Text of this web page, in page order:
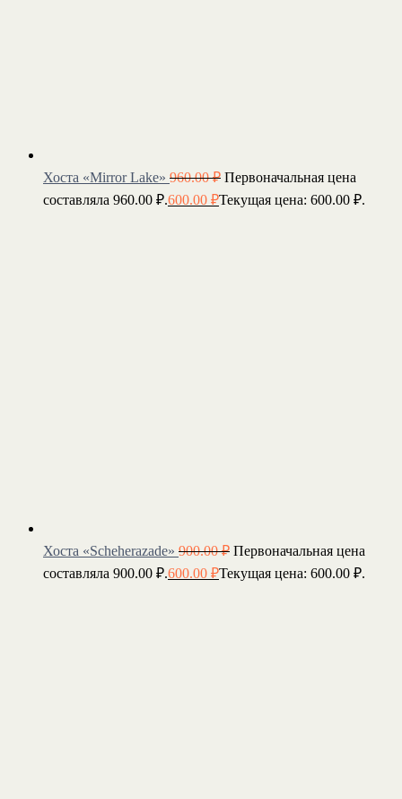
Хоста «Mirror Lake» 960.00₽ Первоначальная цена
составляла 960.00 ₽.600.00 ₽Текущая цена: 600.00 ₽.
Хоста «Scheherazade» 900.00₽ Первоначальная цена
составляла 900.00 ₽.600.00 ₽Текущая цена: 600.00 ₽.